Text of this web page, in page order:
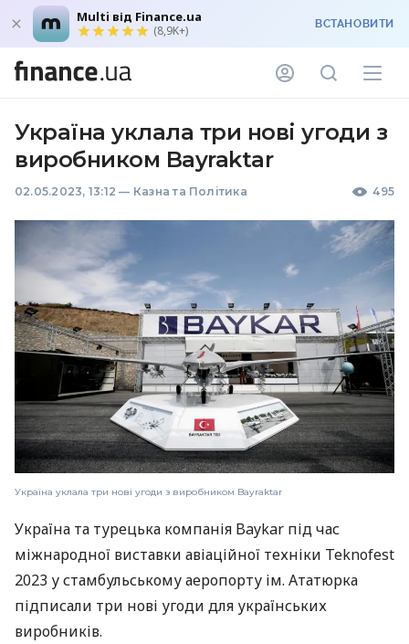
Multi від Finance.ua
(8,9K+) ВСТАНОВИТИ
Україна уклала три нові угоди з
виробником Bayraktar
02.05.2023, 13:12 — Казна та Політика 495
Україна уклала три нові угоди з виробником Bayraktar
Україна та турецька компанія Baykar під час
міжнародної виставки авіаційної техніки Teknofest
2023 у стамбульському аеропорту ім. Ататюрка
підписали три нові угоди для українських
виробників.